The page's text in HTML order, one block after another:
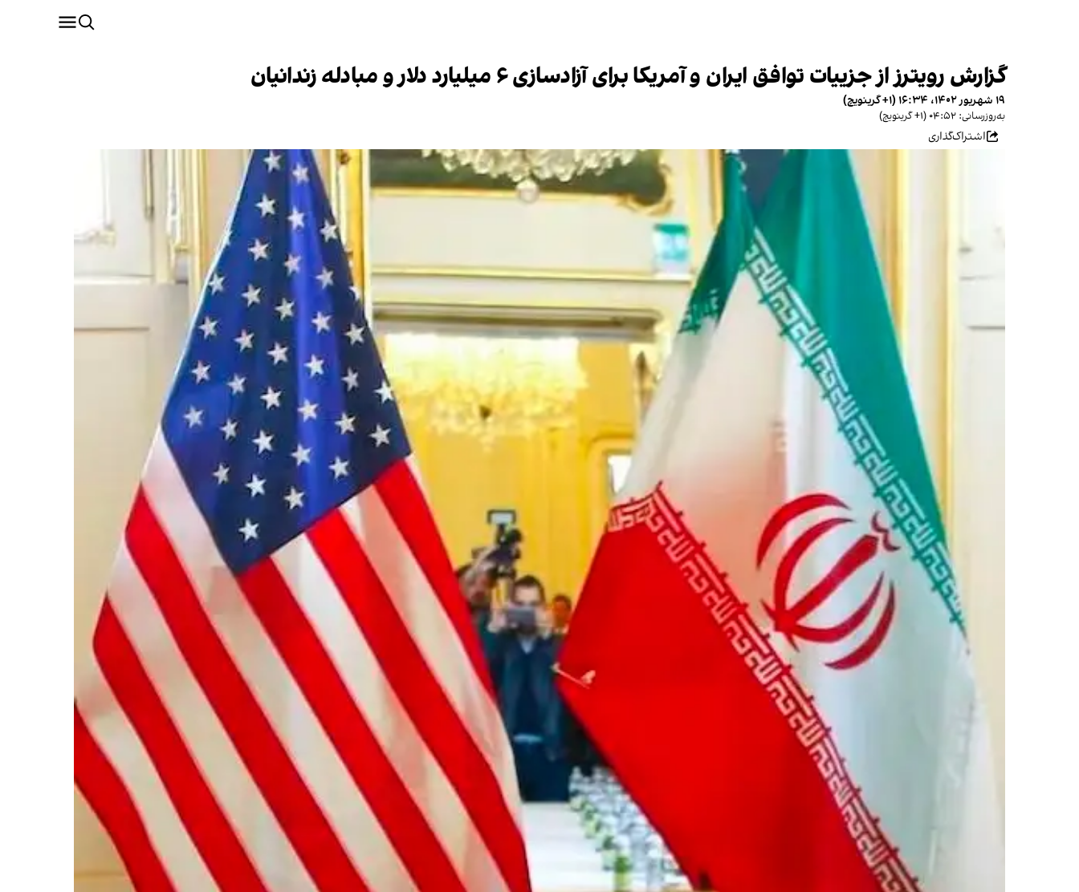
گزارش رویترز از جزییات توافق ایران و آمریکا برای آزادسازی ۶ میلیارد دلار و مبادله زندانیان
۱۹ شهریور ۱۴۰۲، ۱۶:۳۴ (‎+۱ گرینویچ)
به‌روزرسانی: ۰۴:۵۲ (‎+۱ گرینویچ)
اشتراک‌گذاری